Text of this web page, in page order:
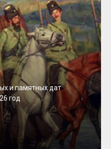
и памятных дат
год